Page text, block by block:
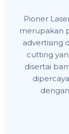
Pioner
merupakan
advertising
cutting
disertai